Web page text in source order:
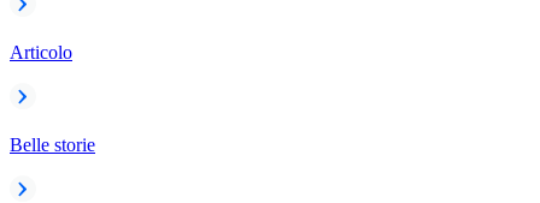
Articolo
Belle storie